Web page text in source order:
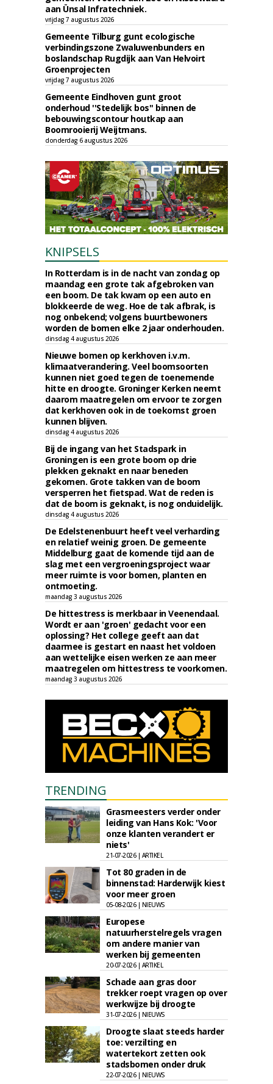
aan Ünsal Infratechniek.
vrijdag 7 augustus 2026
Gemeente Tilburg gunt ecologische
verbindingszone Zwaluwenbunders en
boslandschap Rugdijk aan Van Helvoirt
Groenprojecten
vrijdag 7 augustus 2026
Gemeente Eindhoven gunt groot
onderhoud ''Stedelijk bos'' binnen de
bebouwingscontour houtkap aan
Boomrooierij Weijtmans.
donderdag 6 augustus 2026
KNIPSELS
In Rotterdam is in de nacht van zondag op
maandag een grote tak afgebroken van
een boom. De tak kwam op een auto en
blokkeerde de weg. Hoe de tak afbrak, is
nog onbekend; volgens buurtbewoners
worden de bomen elke 2 jaar onderhouden.
dinsdag 4 augustus 2026
Nieuwe bomen op kerkhoven i.v.m.
klimaatverandering. Veel boomsoorten
kunnen niet goed tegen de toenemende
hitte en droogte. Groninger Kerken neemt
daarom maatregelen om ervoor te zorgen
dat kerkhoven ook in de toekomst groen
kunnen blijven.
dinsdag 4 augustus 2026
Bij de ingang van het Stadspark in
Groningen is een grote boom op drie
plekken geknakt en naar beneden
gekomen. Grote takken van de boom
versperren het fietspad. Wat de reden is
dat de boom is geknakt, is nog onduidelijk.
dinsdag 4 augustus 2026
De Edelstenenbuurt heeft veel verharding
en relatief weinig groen. De gemeente
Middelburg gaat de komende tijd aan de
slag met een vergroeningsproject waar
meer ruimte is voor bomen, planten en
ontmoeting.
maandag 3 augustus 2026
De hittestress is merkbaar in Veenendaal.
Wordt er aan 'groen' gedacht voor een
oplossing? Het college geeft aan dat
daarmee is gestart en naast het voldoen
aan wettelijke eisen werken ze aan meer
maatregelen om hittestress te voorkomen.
maandag 3 augustus 2026
TRENDING
Grasmeesters verder onder
leiding van Hans Kok: 'Voor
onze klanten verandert er
niets'
21-07-2026 | ARTIKEL
Tot 80 graden in de
binnenstad: Harderwijk kiest
voor meer groen
05-08-2026 | NIEUWS
Europese
natuurherstelregels vragen
om andere manier van
werken bij gemeenten
20-07-2026 | ARTIKEL
Schade aan gras door
trekker roept vragen op over
werkwijze bij droogte
31-07-2026 | NIEUWS
Droogte slaat steeds harder
toe: verzilting en
watertekort zetten ook
stadsbomen onder druk
22-07-2026 | NIEUWS